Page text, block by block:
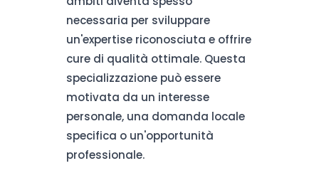
necessaria per sviluppare
un'expertise riconosciuta e offrire
cure di qualità ottimale. Questa
specializzazione può essere
motivata da un interesse
personale, una domanda locale
specifica o un'opportunità
professionale.